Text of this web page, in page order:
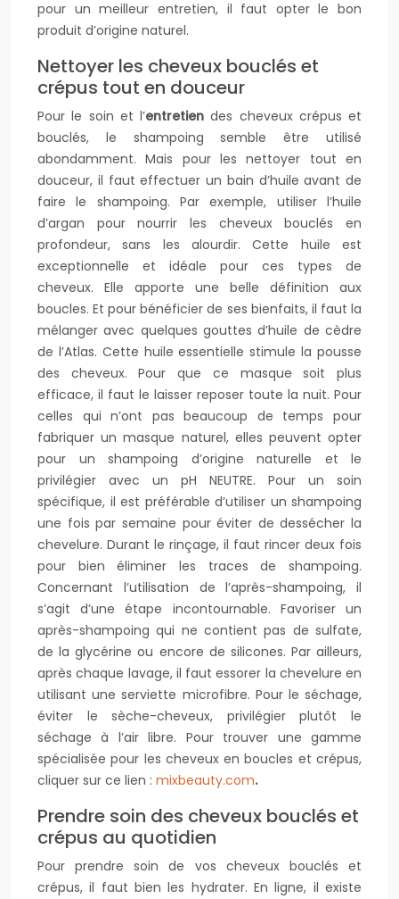
pour un meilleur entretien, il faut opter le bon
produit d’origine naturel.
Nettoyer les cheveux bouclés et
crépus tout en douceur
Pour le soin et l’entretien des cheveux crépus et
bouclés, le shampoing semble être utilisé
abondamment. Mais pour les nettoyer tout en
douceur, il faut effectuer un bain d’huile avant de
faire le shampoing. Par exemple, utiliser l’huile
d’argan pour nourrir les cheveux bouclés en
profondeur, sans les alourdir. Cette huile est
exceptionnelle et idéale pour ces types de
cheveux. Elle apporte une belle définition aux
boucles. Et pour bénéficier de ses bienfaits, il faut la
mélanger avec quelques gouttes d’huile de cèdre
de l’Atlas. Cette huile essentielle stimule la pousse
des cheveux. Pour que ce masque soit plus
efficace, il faut le laisser reposer toute la nuit. Pour
celles qui n’ont pas beaucoup de temps pour
fabriquer un masque naturel, elles peuvent opter
pour un shampoing d’origine naturelle et le
privilégier avec un pH NEUTRE. Pour un soin
spécifique, il est préférable d’utiliser un shampoing
une fois par semaine pour éviter de dessécher la
chevelure. Durant le rinçage, il faut rincer deux fois
pour bien éliminer les traces de shampoing.
Concernant l’utilisation de l’après-shampoing, il
s’agit d’une étape incontournable. Favoriser un
après-shampoing qui ne contient pas de sulfate,
de la glycérine ou encore de silicones. Par ailleurs,
après chaque lavage, il faut essorer la chevelure en
utilisant une serviette microfibre. Pour le séchage,
éviter le sèche-cheveux, privilégier plutôt le
séchage à l’air libre. Pour trouver une gamme
spécialisée pour les cheveux en boucles et crépus,
cliquer sur ce lien : mixbeauty.com.
Prendre soin des cheveux bouclés et
crépus au quotidien
Pour prendre soin de vos cheveux bouclés et
crépus, il faut bien les hydrater. En ligne, il existe